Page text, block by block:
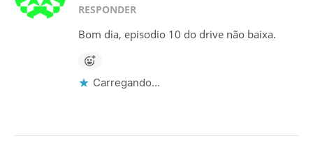
RESPONDER
Bom dia, episodio 10 do drive não baixa.
Carregando...